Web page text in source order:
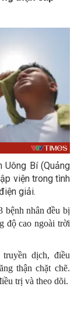
Uông Bí (Quảng
viện trong tình
giải.
bệnh nhân đều bị
độ cao ngoài trời
dịch, điều
thận chặt chẽ.
trị và theo dõi.